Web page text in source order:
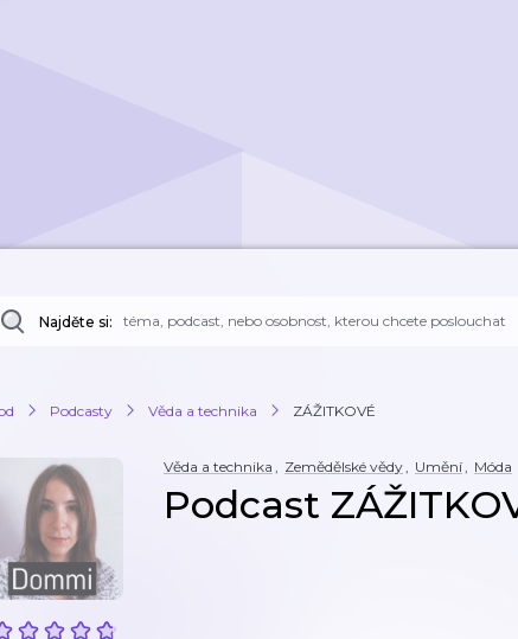
Najděte si:
Podcasty Věda a technika ZÁŽITKOVÉ
Věda a technika , Zemědělské vědy, Umění, Móda
Podcast